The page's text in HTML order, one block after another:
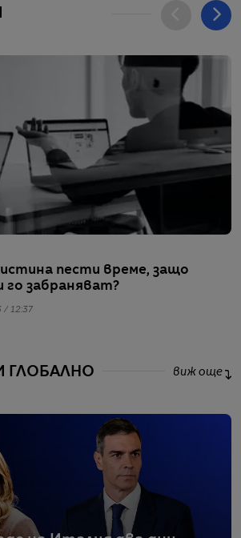
пести време, защо
го забраняват?
/ 12:37
ГЛОБАЛНО виж още